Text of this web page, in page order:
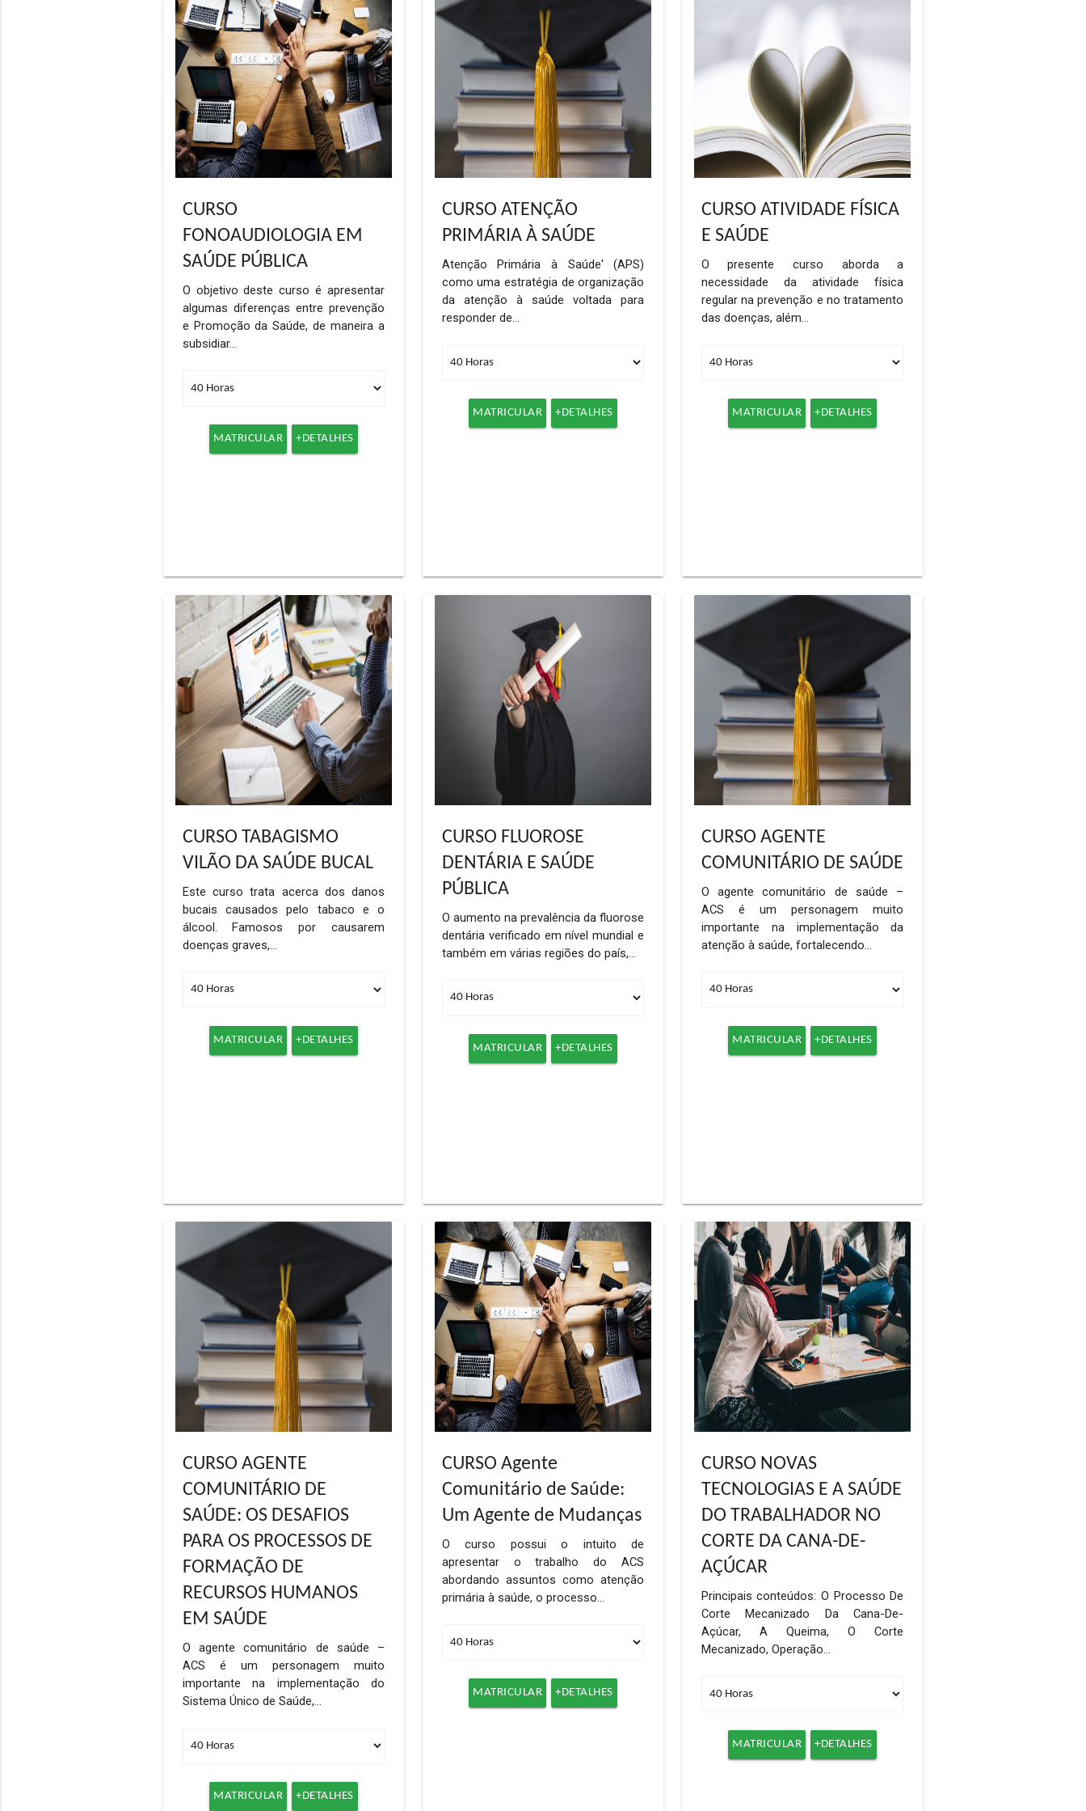
CURSO
FONOAUDIOLOGIA EM
SAÚDE PÚBLICA
O objetivo deste curso é apresentar
algumas diferenças entre prevenção
e Promoção da Saúde, de maneira a
subsidiar…
MATRICULAR +DETALHES
CURSO ATENÇÃO
PRIMÁRIA À SAÚDE
Atenção Primária à Saúde' (APS)
como uma estratégia de organização
da atenção à saúde voltada para
responder de…
MATRICULAR +DETALHES
CURSO ATIVIDADE FÍSICA
E SAÚDE
O presente curso aborda a
necessidade da atividade física
regular na prevenção e no tratamento
das doenças, além…
MATRICULAR +DETALHES
CURSO TABAGISMO
VILÃO DA SAÚDE BUCAL
Este curso trata acerca dos danos
bucais causados pelo tabaco e o
álcool. Famosos por causarem
doenças graves,…
MATRICULAR +DETALHES
CURSO FLUOROSE
DENTÁRIA E SAÚDE
PÚBLICA
O aumento na prevalência da fluorose
dentária verificado em nível mundial e
também em várias regiões do país,…
MATRICULAR +DETALHES
CURSO AGENTE
COMUNITÁRIO DE SAÚDE
O agente comunitário de saúde –
ACS é um personagem muito
importante na implementação da
atenção à saúde, fortalecendo…
MATRICULAR +DETALHES
CURSO AGENTE
COMUNITÁRIO DE
SAÚDE: OS DESAFIOS
PARA OS PROCESSOS DE
FORMAÇÃO DE
RECURSOS HUMANOS
EM SAÚDE
O agente comunitário de saúde –
ACS é um personagem muito
importante na implementação do
Sistema Único de Saúde,…
MATRICULAR +DETALHES
CURSO Agente
Comunitário de Saúde:
Um Agente de Mudanças
O curso possui o intuito de
apresentar o trabalho do ACS
abordando assuntos como atenção
primária à saúde, o processo…
MATRICULAR +DETALHES
CURSO NOVAS
TECNOLOGIAS E A SAÚDE
DO TRABALHADOR NO
CORTE DA CANA-DE-
AÇÚCAR
Principais conteúdos: O Processo De
Corte Mecanizado Da Cana-De-
Açúcar, A Queima, O Corte
Mecanizado, Operação…
MATRICULAR +DETALHES